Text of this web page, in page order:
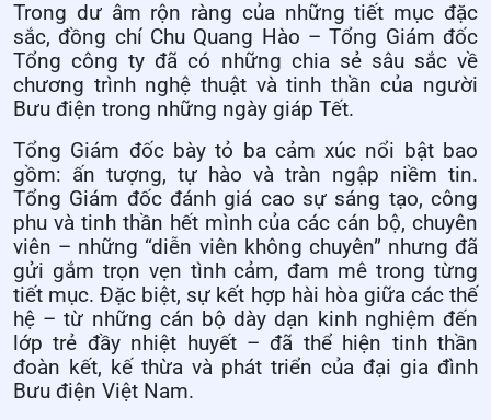
Trong dư âm rộn ràng của những tiết mục đặc
sắc, đồng chí Chu Quang Hào – Tổng Giám đốc
Tổng công ty đã có những chia sẻ sâu sắc về
chương trình nghệ thuật và tinh thần của người
Bưu điện trong những ngày giáp Tết.
Tổng Giám đốc bày tỏ ba cảm xúc nổi bật bao
gồm: ấn tượng, tự hào và tràn ngập niềm tin.
Tổng Giám đốc đánh giá cao sự sáng tạo, công
phu và tinh thần hết mình của các cán bộ, chuyên
viên – những “diễn viên không chuyên” nhưng đã
gửi gắm trọn vẹn tình cảm, đam mê trong từng
tiết mục. Đặc biệt, sự kết hợp hài hòa giữa các thế
hệ – từ những cán bộ dày dạn kinh nghiệm đến
lớp trẻ đầy nhiệt huyết – đã thể hiện tinh thần
đoàn kết, kế thừa và phát triển của đại gia đình
Bưu điện Việt Nam.